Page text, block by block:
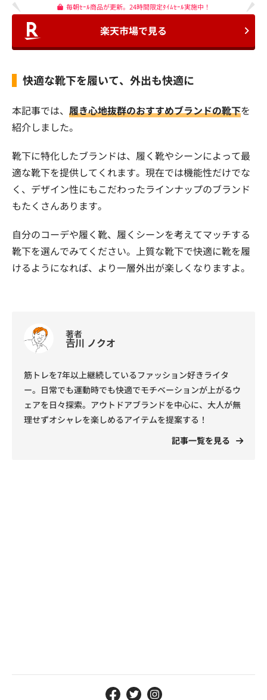
毎朝ｾｰﾙ商品が更新。24時間限定ﾀｲﾑｾｰﾙ実施中！
楽天市場で見る
快適な靴下を履いて、外出も快適に
本記事では、 履き心地抜群のおすすめブランドの靴下を
紹介しました。
靴下に特化したブランドは、履く靴やシーンによって最
適な靴下を提供してくれます。現在では機能性だけでな
く、デザイン性にもこだわったラインナップのブランド
もたくさんあります。
自分のコーデや履く靴、履くシーンを考えてマッチする
靴下を選んでみてください。上質な靴下で快適に靴を履
けるようになれば、より一層外出が楽しくなりますよ。
著者
𠮷川 ノクオ
筋トレを7年以上継続しているファッション好きライタ
ー。日常でも運動時でも快適でモチベーションが上がるウ
ェアを日々探索。アウトドアブランドを中心に、大人が無
理せずオシャレを楽しめるアイテムを提案する！
記事一覧を見る